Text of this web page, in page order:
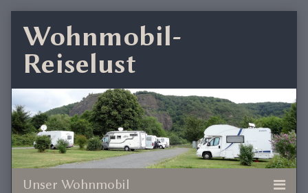
content
Wohnmobil-
Reiselust